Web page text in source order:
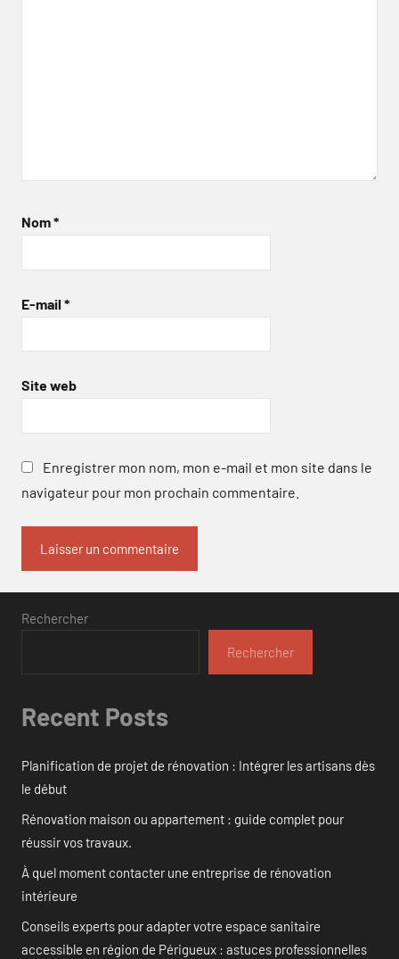
Nom*
E-mail *
Site web
Enregistrer mon nom, mon e-mail et mon site dans le
navigateur pour mon prochain commentaire.
Rechercher
Rechercher
Recent Posts
Planification de projet de rénovation : Intégrer les artisans dès
le début
Rénovation maison ou appartement : guide complet pour
réussir vos travaux.
À quel moment contacter une entreprise de rénovation
intérieure
Conseils experts pour adapter votre espace sanitaire
accessible en région de Périgueux : astuces professionnelles